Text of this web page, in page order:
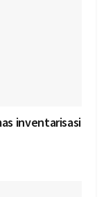
inventarisasi